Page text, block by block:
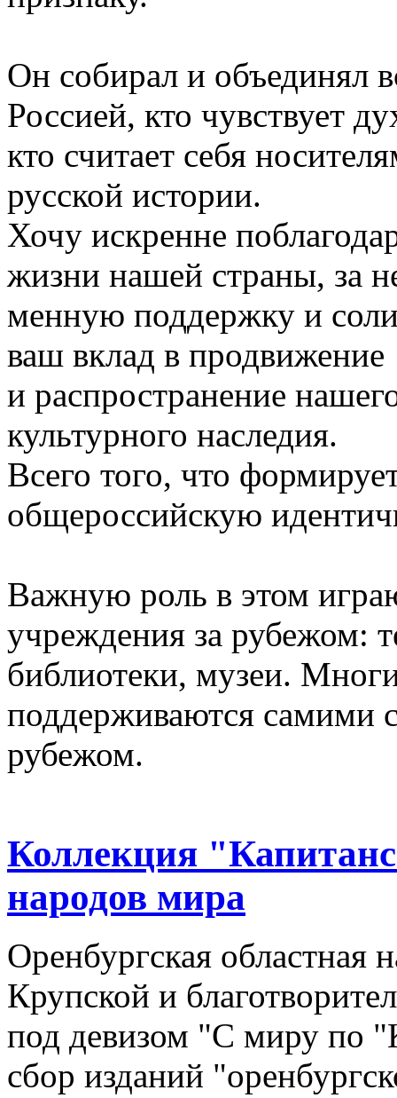
Он собирал и объединял
Россией, кто чувствует
кто считает себя
русской истории.
Хочу искренне
жизни нашей страны, за
менную поддержку и
ваш вклад в продвижение
и распространение
культурного наследия.
Всего того, что
общероссийскую
Важную роль в этом
учреждения за рубежом:
библиотеки, музеи.
поддерживаются самими
рубежом.
Коллекция
народов мира
Оренбургская областная
Крупской и
под девизом "С миру по
сбор изданий